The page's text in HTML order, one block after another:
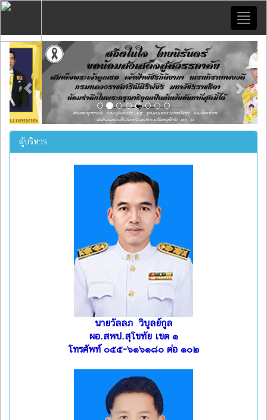
Previous Next
ผู้บริหาร
นายวัลลภ วิบูลย์กูล
ผอ.สพป.สุโขทัย เขต ๑
โทรศัพท์ ๐๕๕-๖๑๖๑๘๐ ต่อ ๑๐๒